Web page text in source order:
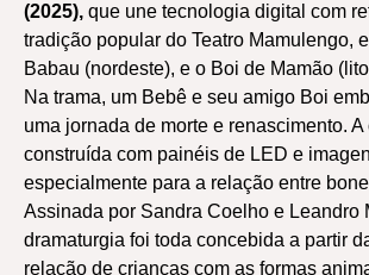
(2025), que une tecnologia digital com
tradição popular do Teatro Mamulengo,
Babau (nordeste), e o Boi de Mamão
Na trama, um Bebê e seu amigo Boi
uma jornada de morte e renascimento.
construída com painéis de LED e
especialmente para a relação entre
Assinada por Sandra Coelho e Leandro
dramaturgia foi toda concebida a partir
relação de crianças com as formas